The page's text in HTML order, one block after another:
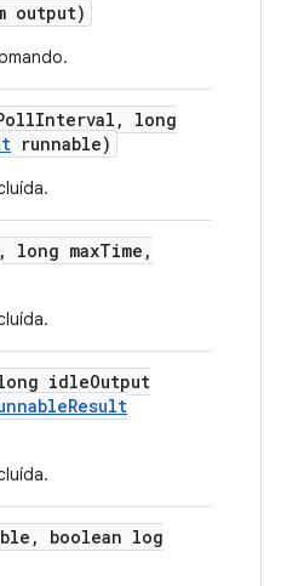
output)
Interval ,
long
runnable)
, long maxTime ,
idleOutput
Result
,
boolean log